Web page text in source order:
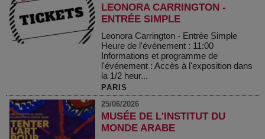
LEONORA CARRINGTON -
ENTRÉE SIMPLE
Leonora Carrington - Entrée Simple
Heure de l'événement : 11:00
Informations et programme de
l'événement : Accès à l'exposition dans
la 1/2 heur...
PARIS
25/06/2026
MUSÉE DE L'INSTITUT DU
MONDE ARABE